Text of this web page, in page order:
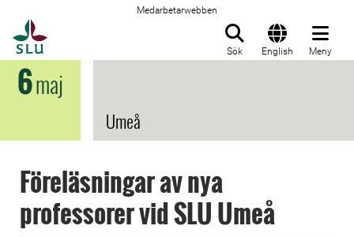
Medarbetarwebben
Sök English Meny
6maj
Umeå
Föreläsningar av nya
professorer vid SLU Umeå